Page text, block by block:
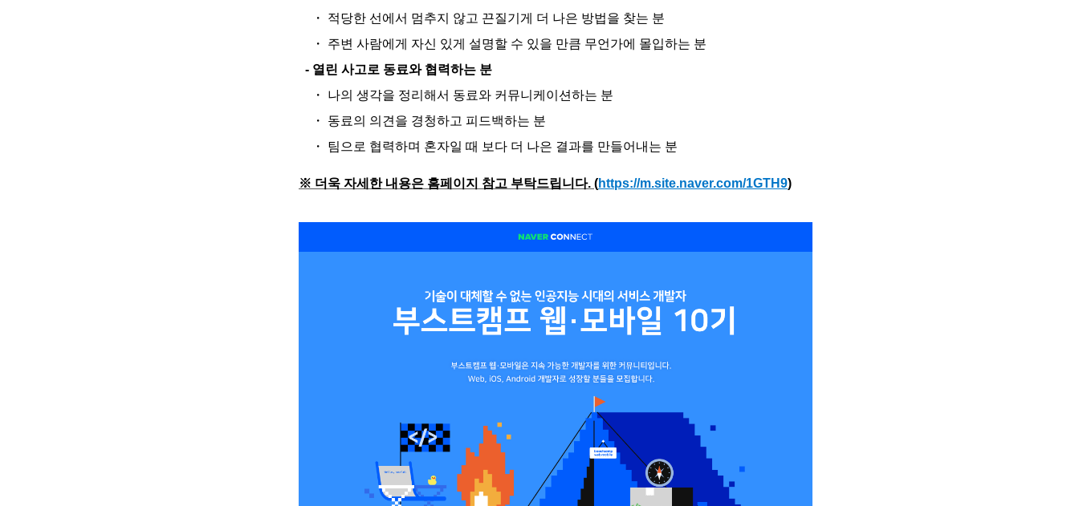
・ 적당한 선에서 멈추지 않고 끈질기게 더 나은 방법을 찾는 분
・ 주변 사람에게 자신 있게 설명할 수 있을 만큼 무언가에 몰입하는 분
- 열린 사고로 동료와 협력하는 분
・ 나의 생각을 정리해서 동료와 커뮤니케이션하는 분
・ 동료의 의견을 경청하고 피드백하는 분
・ 팀으로 협력하며 혼자일 때 보다 더 나은 결과를 만들어내는 분
※ 더욱 자세한 내용은 홈페이지 참고 부탁드립니다. (https://m.site.naver.com/1GTH9)